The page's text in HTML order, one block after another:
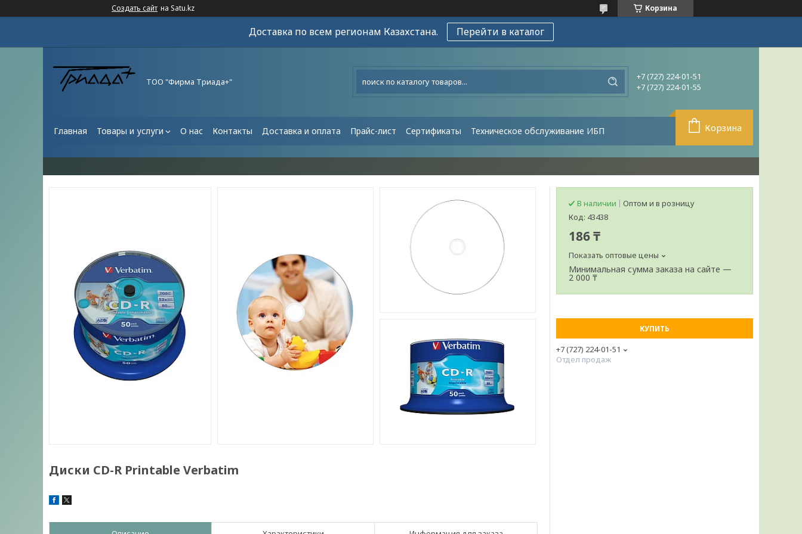
Создать сайт на Satu.kz Корзина
Доставка по всем регионам Казахстана. Перейти в каталог
ТОО "Фирма Триада+"
+7 (727) 224-01-51
+7 (727) 224-01-55
Главная Товары и услуги О нас Контакты Доставка и оплата Прайс-лист Сертификаты Техническое обслуживание ИБП Корзина
Диски CD-R Printable Verbatim
В наличии
Оптом и в розницу
Код: 43438
186 ₸
Показать оптовые цены
Минимальная сумма заказа на сайте —
2 000 ₸
КУПИТЬ
+7 (727) 224-01-51
Отдел продаж